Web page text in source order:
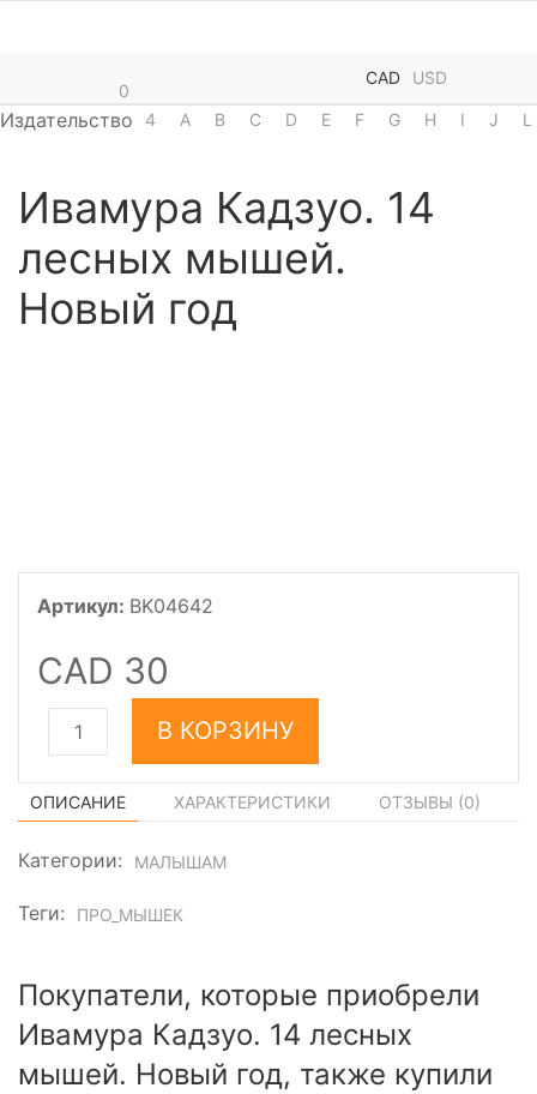
0
CAD USD
Издательство 4 A B C D E F G H I J L
Ивамура Кадзуо. 14
лесных мышей.
Новый год
Артикул: BK04642
CAD 30
В КОРЗИНУ
ОПИСАНИЕ ХАРАКТЕРИСТИКИ ОТЗЫВЫ (0)
Категории: МАЛЫШАМ
Теги: ПРО_МЫШЕК
Покупатели, которые приобрели
Ивамура Кадзуо. 14 лесных
мышей. Новый год, также купили